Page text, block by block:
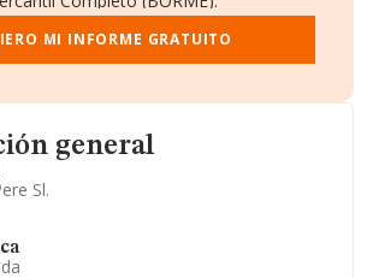
general
Sl.
Evolución Ventas y Empleados.
Administración y Administradores.
Ejecutivos.
oficial y registral complementaria.
MI INFORME GRATUITO